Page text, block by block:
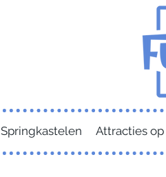
Springkastelen Attracties